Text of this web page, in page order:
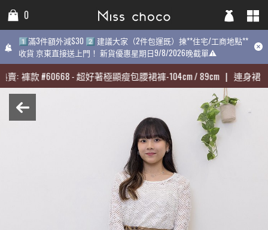
0
1️⃣滿3件額外減$30 2️⃣ 建議大家（2件包運既）揀**住宅/工商地點**
收貨 京東直接送上門！ 新貨優惠星期日9/8/2026晚截單⚠️
: 褲款#60668-超好著極顯瘦包腰裙褲-104cm / 89cm | 連身裙#
0
1️⃣滿3件額外減$30 2️⃣ 建議大家（2件包運既）揀**住宅/工商地點**
收貨 京東直接送上門！ 新貨優惠星期日9/8/2026晚截單⚠️
: 褲款#60668-超好著極顯瘦包腰裙褲-104cm / 89cm | 連身裙#
1️⃣滿3件額外減$30 2️⃣ 建議大家（2件包運既）揀**住宅/工商地點**
9/8/2026晚截單⚠️
期最熱賣: 褲款#60668-超好著極顯瘦包腰裙褲-104cm / 89cm |